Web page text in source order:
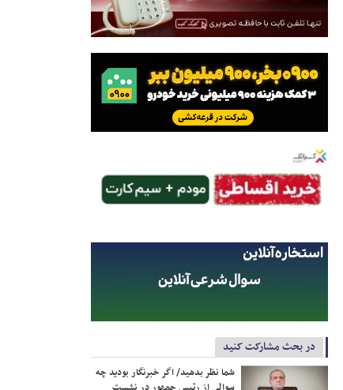
در بحث مشارکت کنید
شما نظر بدهید/ اگر خبرنگار بودید چه